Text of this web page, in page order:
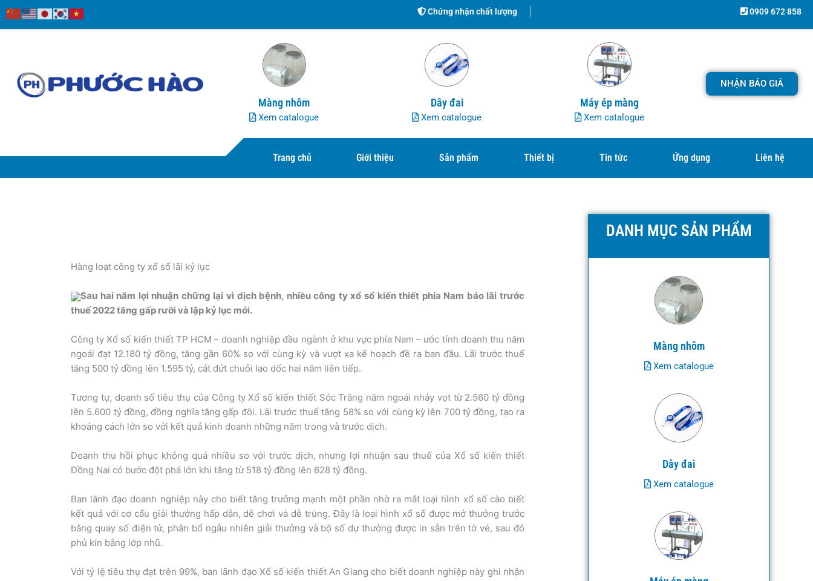
Nhảy
tới
Chứng nhận chất lượng 0909 672 858
Màng nhôm
Xem catalogue
Dây đai
Xem catalogue
Máy ép màng
Xem catalogue
NHẬN BÁO GIÁ
Trang chủ Giới thiệu Sản phẩm Thiết bị Tin tức Ứng dụng Liên hệ
Hàng loạt công ty xổ số lãi kỷ lục
Sau hai năm lợi nhuận chững lại vì dịch bệnh, nhiều công ty xổ số kiến thiết phía Nam báo lãi trước
thuế 2022 tăng gấp rưỡi và lập kỷ lục mới.
Công ty Xổ số kiến thiết TP HCM – doanh nghiệp đầu ngành ở khu vực phía Nam – ước tính doanh thu năm
ngoái đạt 12.180 tỷ đồng, tăng gần 60% so với cùng kỳ và vượt xa kế hoạch đề ra ban đầu. Lãi trước thuế
tăng 500 tỷ đồng lên 1.595 tỷ, cắt đứt chuỗi lao dốc hai năm liên tiếp.
Tương tự, doanh số tiêu thụ của Công ty Xổ số kiến thiết Sóc Trăng năm ngoái nhảy vọt từ 2.560 tỷ đồng
lên 5.600 tỷ đồng, đồng nghĩa tăng gấp đôi. Lãi trước thuế tăng 58% so với cùng kỳ lên 700 tỷ đồng, tạo ra
khoảng cách lớn so với kết quả kinh doanh những năm trong và trước dịch.
Doanh thu hồi phục không quá nhiều so với trước dịch, nhưng lợi nhuận sau thuế của Xổ số kiến thiết
Đồng Nai có bước đột phá lớn khi tăng từ 518 tỷ đồng lên 628 tỷ đồng.
Ban lãnh đạo doanh nghiệp này cho biết tăng trưởng mạnh một phần nhờ ra mắt loại hình xổ số cào biết
kết quả với cơ cấu giải thưởng hấp dẫn, dễ chơi và dễ trúng. Đây là loại hình xổ số được mở thưởng trước
bằng quay số điện tử, phân bổ ngẫu nhiên giải thưởng và bộ số dự thưởng được in sẵn trên tờ vé, sau đó
phủ kín bằng lớp nhũ.
Với tỷ lệ tiêu thụ đạt trên 99%, ban lãnh đạo Xổ số kiến thiết An Giang cho biết doanh nghiệp này ghi nhận
DANH MỤC SẢN PHẨM
Màng nhôm
Xem catalogue
Dây đai
Xem catalogue